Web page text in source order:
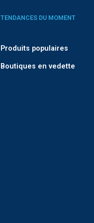
TENDANCES DU MOMENT
Produits populaires
Boutiques en vedette